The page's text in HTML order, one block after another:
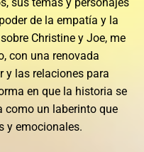
sus temas y personajes
de la empatía y la
Christine y Joe, me
con una renovada
y las relaciones para
en que la historia se
como un laberinto que
y emocionales.